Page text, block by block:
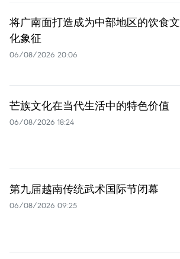
将广南面打造成为中部地区的饮食文
化象征
06/08/2026 20:06
芒族文化在当代生活中的特色价值
06/08/2026 18:24
第九届越南传统武术国际节闭幕
06/08/2026 09:25